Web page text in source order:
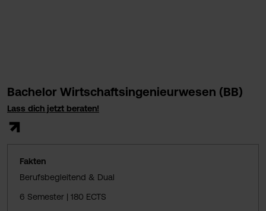
Bachelor Wirtschaftsingenieurwesen (BB)
Lass dich jetzt beraten!
Fakten
Berufsbegleitend & Dual
6 Semester | 180 ECTS